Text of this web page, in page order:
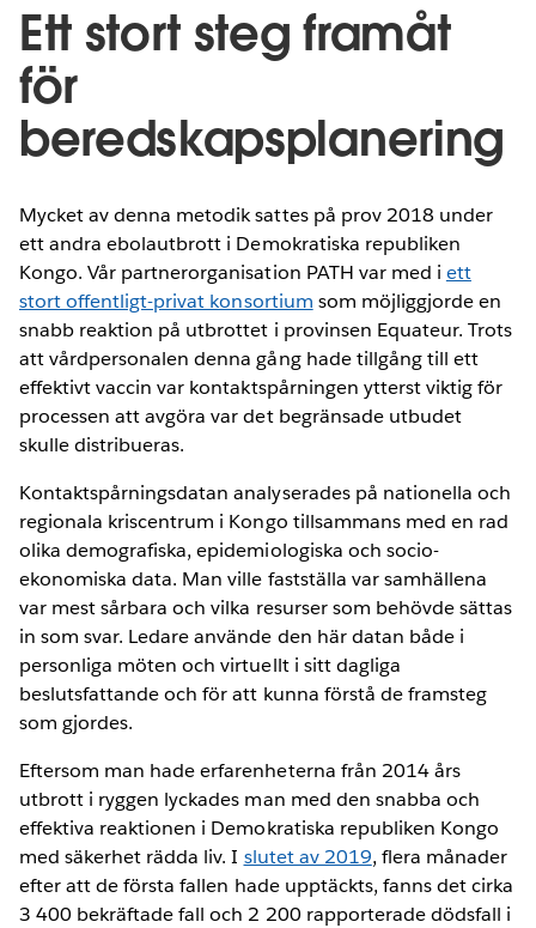
Ett stort steg framåt
för
beredskapsplanering
Mycket av denna metodik sattes på prov 2018 under
ett andra ebolautbrott i Demokratiska republiken
Kongo. Vår partnerorganisation PATH var med i ett
stort offentligt-privat konsortium som möjliggjorde en
snabb reaktion på utbrottet i provinsen Equateur. Trots
att vårdpersonalen denna gång hade tillgång till ett
effektivt vaccin var kontaktspårningen ytterst viktig för
processen att avgöra var det begränsade utbudet
skulle distribueras.
Kontaktspårningsdatan analyserades på nationella och
regionala kriscentrum i Kongo tillsammans med en rad
olika demografiska, epidemiologiska och socio-
ekonomiska data. Man ville fastställa var samhällena
var mest sårbara och vilka resurser som behövde sättas
in som svar. Ledare använde den här datan både i
personliga möten och virtuellt i sitt dagliga
beslutsfattande och för att kunna förstå de framsteg
som gjordes.
Eftersom man hade erfarenheterna från 2014 års
utbrott i ryggen lyckades man med den snabba och
effektiva reaktionen i Demokratiska republiken Kongo
med säkerhet rädda liv. I slutet av 2019, flera månader
efter att de första fallen hade upptäckts, fanns det cirka
3 400 bekräftade fall och 2 200 rapporterade dödsfall i